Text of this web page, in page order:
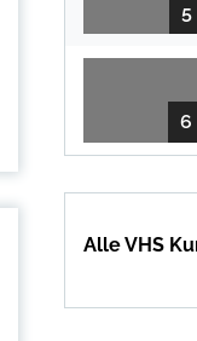
5
6
Alle VHS